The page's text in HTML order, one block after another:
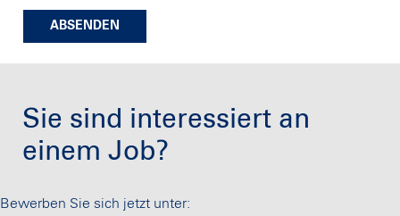
ABSENDEN
Sie sind interessiert an
einem Job?
Bewerben Sie sich jetzt unter: